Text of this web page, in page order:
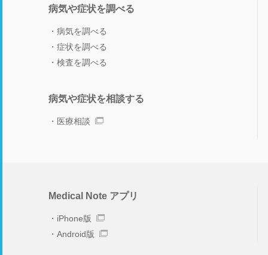
病気や症状を調べる
病気を調べる
症状を調べる
検査を調べる
病気や症状を相談する
医療相談
Medical Note アプリ
iPhone版
Android版